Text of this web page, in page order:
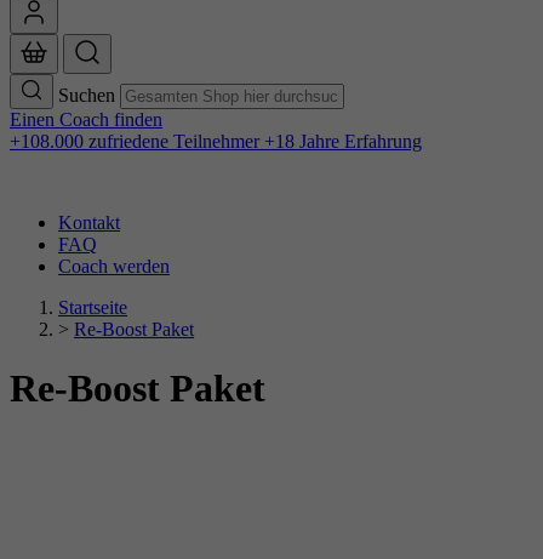
Suchen
Einen Coach finden
+108.000 zufriedene Teilnehmer +18 Jahre Erfahrung
Kontakt
FAQ
Coach werden
Startseite
> Re-Boost Paket
Re-Boost Paket